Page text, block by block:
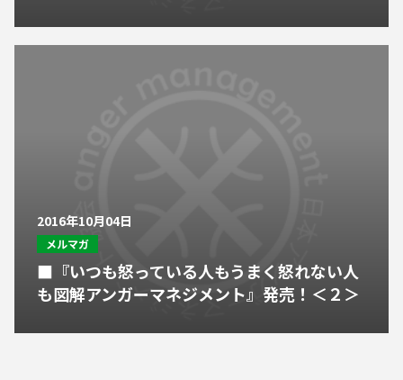
2016年10月04日
メルマガ
■『いつも怒っている人もうまく怒れない人
も図解アンガーマネジメント』発売！＜２＞